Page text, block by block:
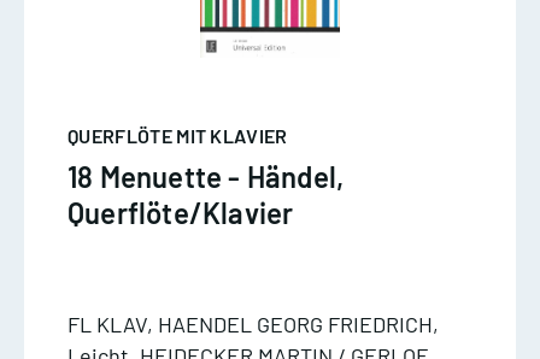
QUERFLÖTE MIT KLAVIER
18 Menuette - Händel,
Querflöte/Klavier
FL KLAV, HAENDEL GEORG FRIEDRICH,